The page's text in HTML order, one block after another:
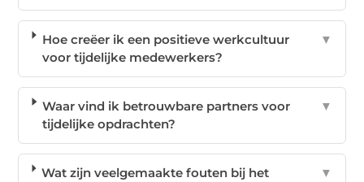
Hoe creëer ik een positieve werkcultuur
voor tijdelijke medewerkers?
▼
Waar vind ik betrouwbare partners voor
tijdelijke opdrachten?
▼
Wat zijn veelgemaakte fouten bij het
▼